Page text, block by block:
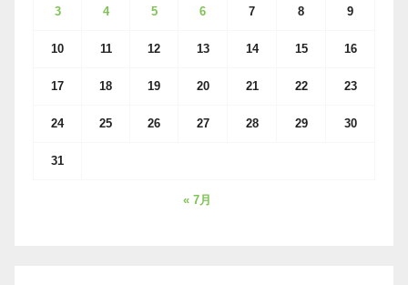
3 4 5 6 7 8 9
10 11 12 13 14 15 16
17 18 19 20 21 22 23
24 25 26 27 28 29 30
31
« 7月